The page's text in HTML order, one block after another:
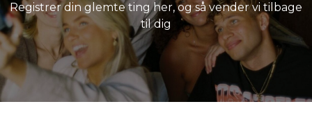
Registrer din glemte ting her, og så vender vi tilbage
til dig